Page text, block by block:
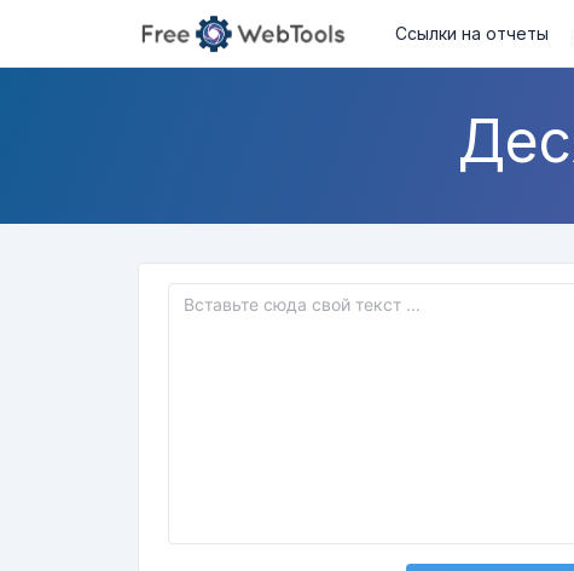
Ссылки на отчеты